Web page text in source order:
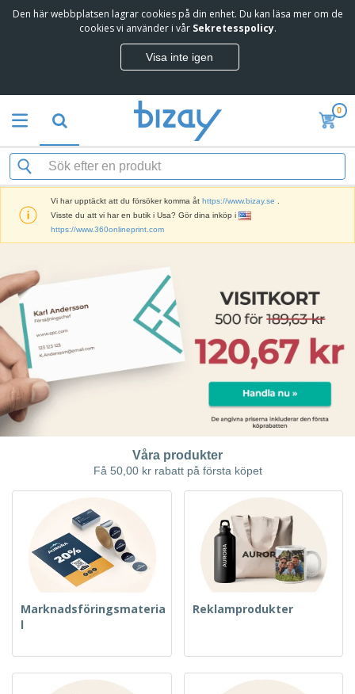
Den här webbplatsen lagrar cookies på din enhet. Du kan läsa mer om de
cookies vi använder i vår Sekretesspolicy.
Visa inte igen
0
Vi har upptäckt att du försöker komma åt https://www.bizay.se
Visste du att vi har en butik i Usa? Gör dina inköp i
https://www.360onlineprint.com
Våra produkter
Få 50,00 kr rabatt på första köpet
Marknadsföringsmateria
l
Reklamprodukter